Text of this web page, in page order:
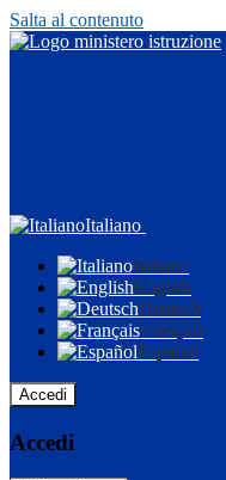
Salta al contenuto
Italiano
Italiano
English
Deutsch
Français
Español
Accedi
Accedi